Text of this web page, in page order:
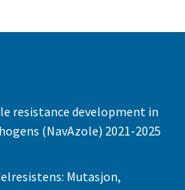
resistance development in
(NavAzole) 2021-2025
Mutasjon,